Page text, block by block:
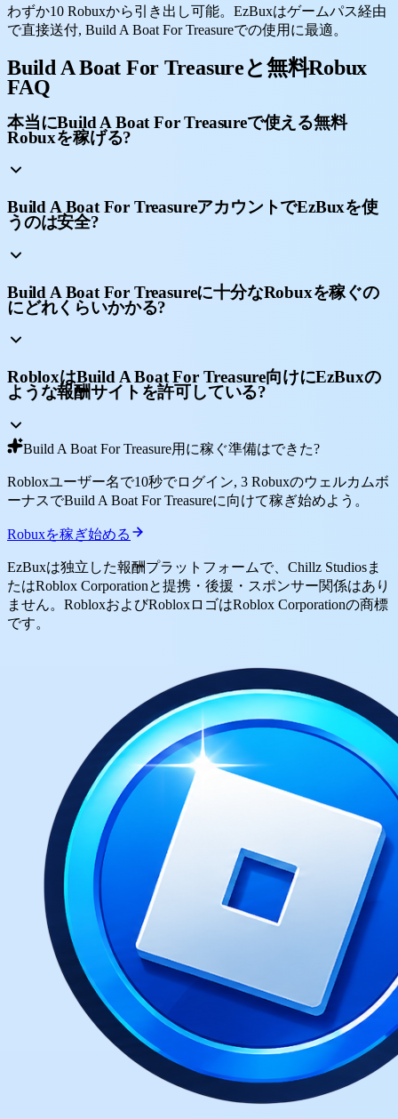
わずか10 Robuxから引き出し可能。EzBuxはゲームパス経由
で直接送付, Build A Boat For Treasureでの使用に最適。
Build A Boat For Treasureと無料Robux
FAQ
本当にBuild A Boat For Treasureで使える無料
Robuxを稼げる?
Build A Boat For TreasureアカウントでEzBuxを使
うのは安全?
Build A Boat For Treasureに十分なRobuxを稼ぐの
にどれくらいかかる?
RobloxはBuild A Boat For Treasure向けにEzBuxの
ような報酬サイトを許可している?
Build A Boat For Treasure用に稼ぐ準備はできた?
Robloxユーザー名で10秒でログイン, 3 Robuxのウェルカムボ
ーナスでBuild A Boat For Treasureに向けて稼ぎ始めよう。
Robuxを稼ぎ始める
EzBuxは独立した報酬プラットフォームで、Chillz Studiosま
たはRoblox Corporationと提携・後援・スポンサー関係はあり
ません。RobloxおよびRobloxロゴはRoblox Corporationの商標
です。